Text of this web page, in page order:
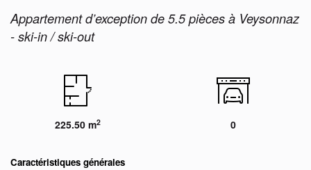
Appartement d’exception de 5.5 pièces à Veysonnaz
- ski-in / ski-out
225.50 m2 0
Caractéristiques générales